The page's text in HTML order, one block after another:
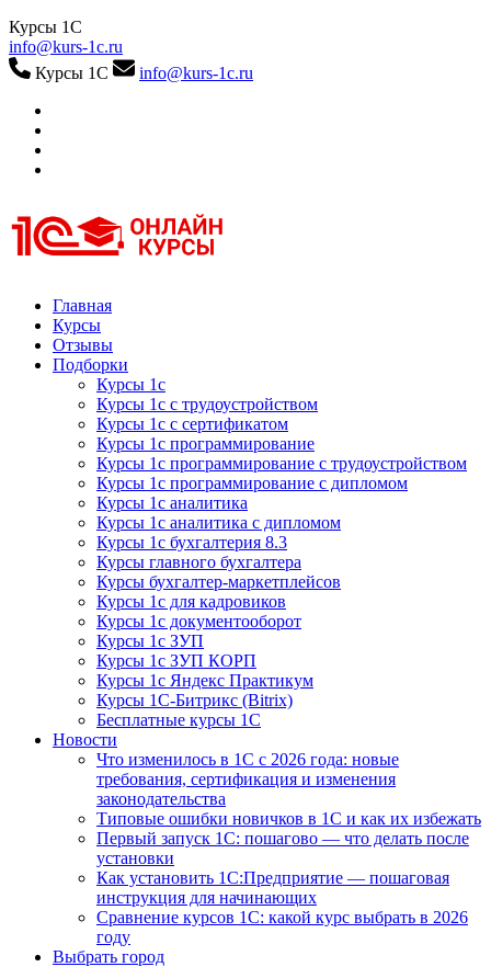
Курсы 1С
info@kurs-1c.ru
Курсы 1С
info@kurs-1c.ru
Курсы 1С
Курсы 1С официальная сертификация
Главная
Курсы
Отзывы
Подборки
Курсы 1с
Курсы 1с с трудоустройством
Курсы 1с с сертификатом
Курсы 1с программирование
Курсы 1с программирование с трудоустройством
Курсы 1с программирование с дипломом
Курсы 1с аналитика
Курсы 1с аналитика с дипломом
Курсы 1с бухгалтерия 8.3
Курсы главного бухгалтера
Курсы бухгалтер-маркетплейсов
Курсы 1с для кадровиков
Курсы 1с документооборот
Курсы 1с ЗУП
Курсы 1с ЗУП КОРП
Курсы 1с Яндекс Практикум
Курсы 1С-Битрикс (Bitrix)
Бесплатные курсы 1С
Новости
Что изменилось в 1С с 2026 года: новые
требования, сертификация и изменения
законодательства
Типовые ошибки новичков в 1С и как их избежать
Первый запуск 1С: пошагово — что делать после
установки
Как установить 1С:Предприятие — пошаговая
инструкция для начинающих
Сравнение курсов 1С: какой курс выбрать в 2026
году
Выбрать город